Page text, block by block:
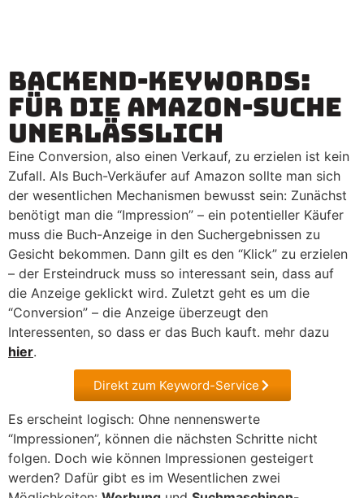
Backend-Keywords:
Für die Amazon-Suche
unerlässlich
Eine Conversion, also einen Verkauf, zu erzielen ist kein
Zufall. Als Buch-Verkäufer auf Amazon sollte man sich
der wesentlichen Mechanismen bewusst sein: Zunächst
benötigt man die “Impression” – ein potentieller Käufer
muss die Buch-Anzeige in den Suchergebnissen zu
Gesicht bekommen. Dann gilt es den “Klick” zu erzielen
– der Ersteindruck muss so interessant sein, dass auf
die Anzeige geklickt wird. Zuletzt geht es um die
“Conversion” – die Anzeige überzeugt den
Interessenten, so dass er das Buch kauft. mehr dazu
hier.
Direkt zum Keyword-Service
Es erscheint logisch: Ohne nennenswerte
“Impressionen”, können die nächsten Schritte nicht
folgen. Doch wie können Impressionen gesteigert
werden? Dafür gibt es im Wesentlichen zwei